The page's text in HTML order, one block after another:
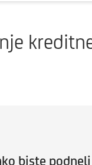
biste